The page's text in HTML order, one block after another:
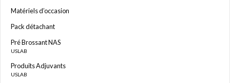
Matériels d’occasion
Pack détachant
Pré Brossant NAS
USLAB
Produits Adjuvants
USLAB